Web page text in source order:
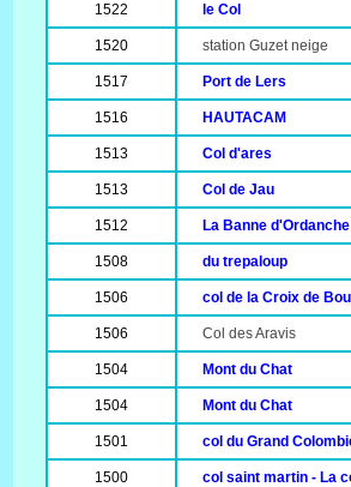
1522 le Col
1520 station Guzet neige
1517 Port de Lers
1516 HAUTACAM
1513 Col d'ares
1513 Col de Jau
1512 La Banne d'Ordanche
1508 du trepaloup
1506 col de la Croix de
1506 Col des Aravis
1504 Mont du Chat
1504 Mont du Chat
1501 col du Grand
1500 col saint martin - La